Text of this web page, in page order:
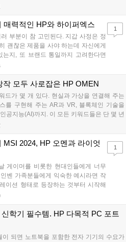
기하더라도 극강의 성능을 출력하는
매력적인 HP와 하이퍼엑스
부분이 참 고민된다. 지갑 사정은 정
괜찮은 제품을 사야 하는데 자신에게
지, 또 브랜드 통일까지 고려한다면
은 어디인지 저울질을 해야 한다....
1
작 모두 사로잡은 HP OMEN
드가 몇 개 있다. 현실과 가상을 연결해 주는
를 구현해 주는 AR과 VR, 블록체인 기술을
공지능(AI)까지. 이 모든 키워드들은 단 몇 년
은 사람들은 물론 세계적인 빅테크 기업들에
MSI 2024, HP 오멘과 라이엇
게이머를 비롯한 현대인들에게 너무
벤 가족분들에게 익숙한 예시라면 작
이션 형태로 등장하는 것부터 시작해
스폰서로 등장하는 형태가 있겠네요.
민으로 추진되는 것이 아...
1
학기 필수템. HP 다목적 PC 포트
이 되면 노트북을 포함한 전자 기기의 수요가